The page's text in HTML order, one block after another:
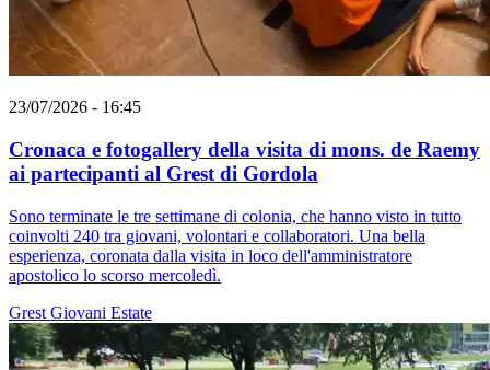
23/07/2026 - 16:45
Cronaca e fotogallery della visita di mons. de Raemy
ai partecipanti al Grest di Gordola
Sono terminate le tre settimane di colonia, che hanno visto in tutto
coinvolti 240 tra giovani, volontari e collaboratori. Una bella
esperienza, coronata dalla visita in loco dell'amministratore
apostolico lo scorso mercoledì.
Grest Giovani Estate